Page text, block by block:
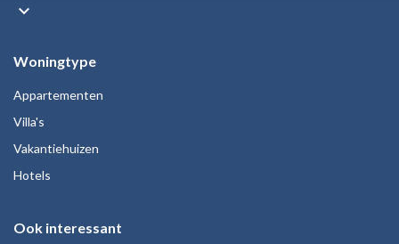
keyboard_arrow_down
Woningtype
Appartementen
Villa's
Vakantiehuizen
Hotels
Ook interessant